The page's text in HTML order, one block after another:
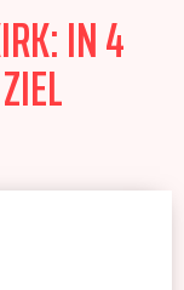
IN 4